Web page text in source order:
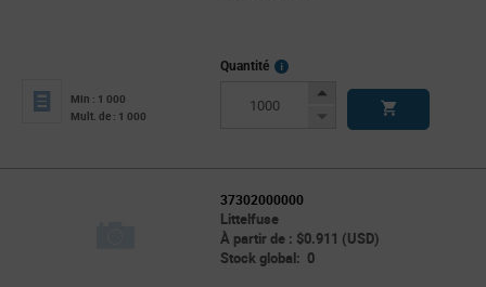
Min : 1 000
Mult. de : 1 000
Quantité
More
Increase
Decrease
37302000000
Littelfuse
À partir de : $0.911 (USD)
Stock global: 0